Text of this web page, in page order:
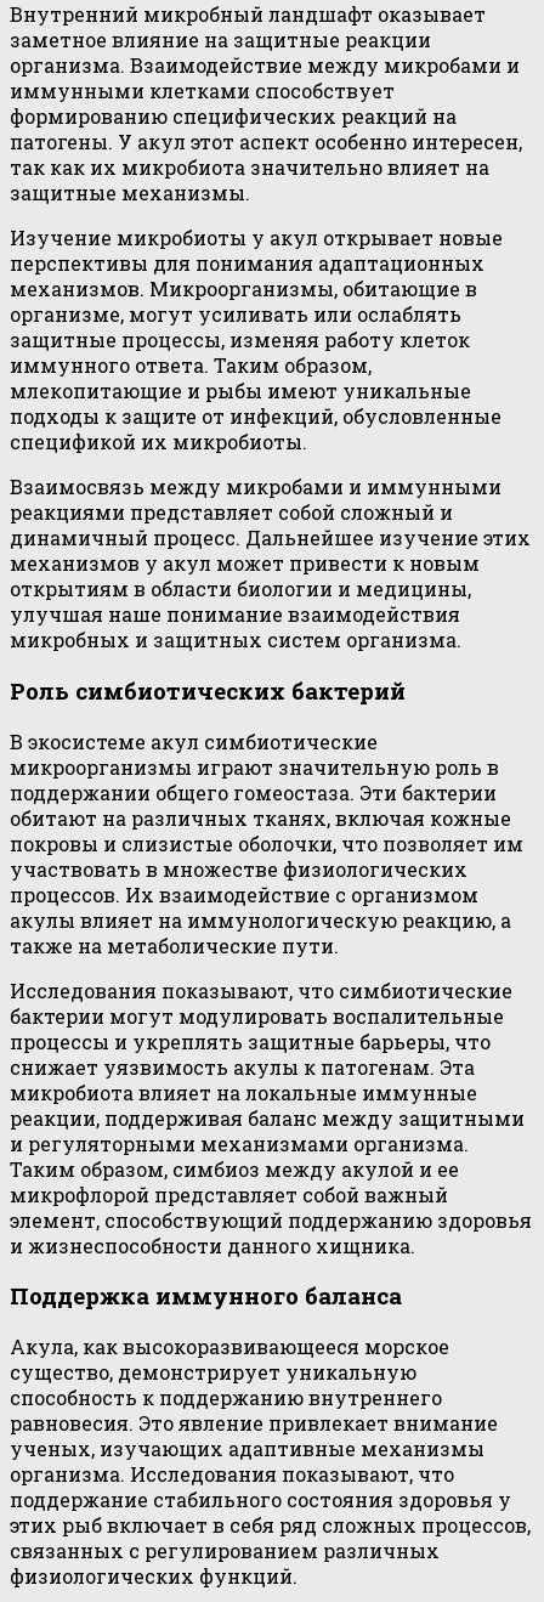
Внутренний микробный ландшафт оказывает
заметное влияние на защитные реакции
организма. Взаимодействие между микробами и
иммунными клетками способствует
формированию специфических реакций на
патогены. У акул этот аспект особенно интересен,
так как их микробиота значительно влияет на
защитные механизмы.
Изучение микробиоты у акул открывает новые
перспективы для понимания адаптационных
механизмов. Микроорганизмы, обитающие в
организме, могут усиливать или ослаблять
защитные процессы, изменяя работу клеток
иммунного ответа. Таким образом,
млекопитающие и рыбы имеют уникальные
подходы к защите от инфекций, обусловленные
спецификой их микробиоты.
Взаимосвязь между микробами и иммунными
реакциями представляет собой сложный и
динамичный процесс. Дальнейшее изучение этих
механизмов у акул может привести к новым
открытиям в области биологии и медицины,
улучшая наше понимание взаимодействия
микробных и защитных систем организма.
Роль симбиотических бактерий
В экосистеме акул симбиотические
микроорганизмы играют значительную роль в
поддержании общего гомеостаза. Эти бактерии
обитают на различных тканях, включая кожные
покровы и слизистые оболочки, что позволяет им
участвовать в множестве физиологических
процессов. Их взаимодействие с организмом
акулы влияет на иммунологическую реакцию, а
также на метаболические пути.
Исследования показывают, что симбиотические
бактерии могут модулировать воспалительные
процессы и укреплять защитные барьеры, что
снижает уязвимость акулы к патогенам. Эта
микробиота влияет на локальные иммунные
реакции, поддерживая баланс между защитными
и регуляторными механизмами организма.
Таким образом, симбиоз между акулой и ее
микрофлорой представляет собой важный
элемент, способствующий поддержанию здоровья
и жизнеспособности данного хищника.
Поддержка иммунного баланса
Акула, как высокоразвивающееся морское
существо, демонстрирует уникальную
способность к поддержанию внутреннего
равновесия. Это явление привлекает внимание
ученых, изучающих адаптивные механизмы
организма. Исследования показывают, что
поддержание стабильного состояния здоровья у
этих рыб включает в себя ряд сложных процессов,
связанных с регулированием различных
физиологических функций.